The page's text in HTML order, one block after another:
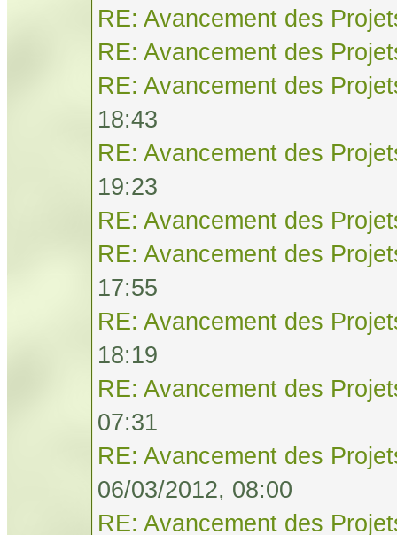
RE: Avancement des
RE: Avancement des
RE: Avancement des
18:43
RE: Avancement des
19:23
RE: Avancement des
RE: Avancement des
17:55
RE: Avancement des
18:19
RE: Avancement des
07:31
RE: Avancement des
06/03/2012, 08:00
RE: Avancement des